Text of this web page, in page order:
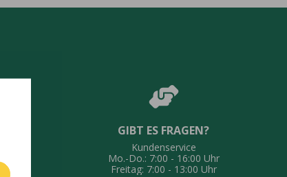
GIBT ES FRAGEN?
Kundenservice
Mo.-Do.: 7:00 - 16:00 Uhr
Freitag: 7:00 - 13:00 Uhr